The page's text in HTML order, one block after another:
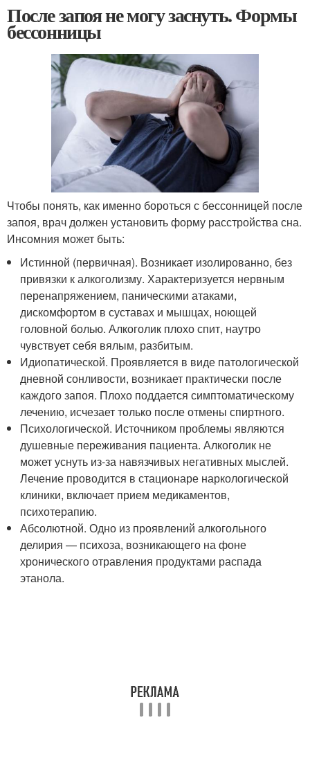
После запоя не могу заснуть. Формы
бессонницы
Чтобы понять, как именно бороться с бессонницей после
запоя, врач должен установить форму расстройства сна.
Инсомния может быть:
Истинной (первичная). Возникает изолированно, без
привязки к алкоголизму. Характеризуется нервным
перенапряжением, паническими атаками,
дискомфортом в суставах и мышцах, ноющей
головной болью. Алкоголик плохо спит, наутро
чувствует себя вялым, разбитым.
Идиопатической. Проявляется в виде патологической
дневной сонливости, возникает практически после
каждого запоя. Плохо поддается симптоматическому
лечению, исчезает только после отмены спиртного.
Психологической. Источником проблемы являются
душевные переживания пациента. Алкоголик не
может уснуть из-за навязчивых негативных мыслей.
Лечение проводится в стационаре наркологической
клиники, включает прием медикаментов,
психотерапию.
Абсолютной. Одно из проявлений алкогольного
делирия — психоза, возникающего на фоне
хронического отравления продуктами распада
этанола.